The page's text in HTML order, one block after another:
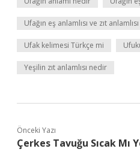
Ufağın eş anlamlısı ve zıt
Ufak kelimesi Türkçe mi
Yeşilin zıt anlamlısı nedir
Önceki Yazı
Çerkes Tavuğu Sıcak Mı